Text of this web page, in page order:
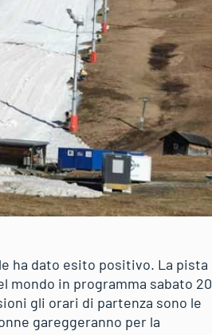
ha dato esito positivo. La pista
mondo in programma sabato 20
gli orari di partenza sono le
gareggeranno per la